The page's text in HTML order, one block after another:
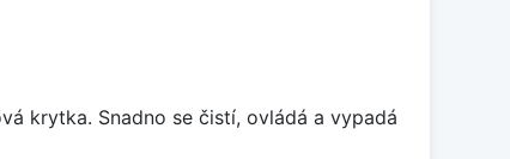
krytka. Snadno se čistí, ovládá a vypadá